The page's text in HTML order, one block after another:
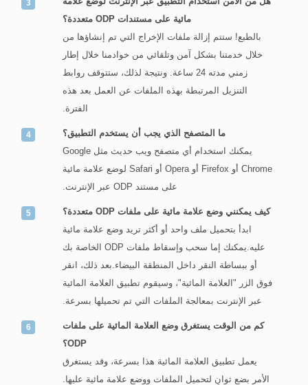
مائية على مستندات ODP متعددة؟
بالطبع! ستتم إزالة ملفات الإخراج التي تم إنشاؤها من
خلال خدمتنا بشكل آمن وتلقائي من خوادمنا خلال إطار
زمني مدته 24 ساعة. ونتيجة لذلك، ستتوقف روابط
التنزيل المرتبطة بهذه الملفات عن العمل بعد هذه
الفترة.
ما المتصفح الذي يجب أن يستخدم التطبيق؟
يمكنك استخدام أي متصفح ويب حديث مثل Google
Chrome أو Firefox أو Opera أو Safari لوضع علامة مائية
على مستند ODP عبر الإنترنت.
كيف يمكنني وضع علامة مائية على ملفات ODP متعددة؟
ابدأ بتحميل ملف واحد أو أكثر تريد وضع علامة مائية
عليه.يمكنك إما سحب وإسقاط ملفات ODP الخاصة بك
أو ببساطة النقر داخل المنطقة البيضاء.بعد ذلك، انقر
فوق الزر "العلامة المائية"، وسيقوم تطبيق العلامة المائية
عبر الإنترنت بمعالجة الملفات التي تم تحميلها بسرعة.
كم من الوقت يستغرق وضع العلامة المائية على ملفات
ODP؟
يعمل تطبيق العلامة المائية هذا بسرعة، وقد يستغرق
الأمر بضع ثوانٍ لتحميل الملفات ووضع علامة مائية عليها.